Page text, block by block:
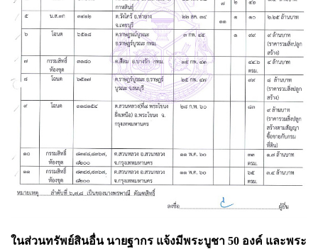
ในส่วนทรัพย์สินอื่น นายฐากร แจ้งมีพระบูชา 50 องค์ และพระ